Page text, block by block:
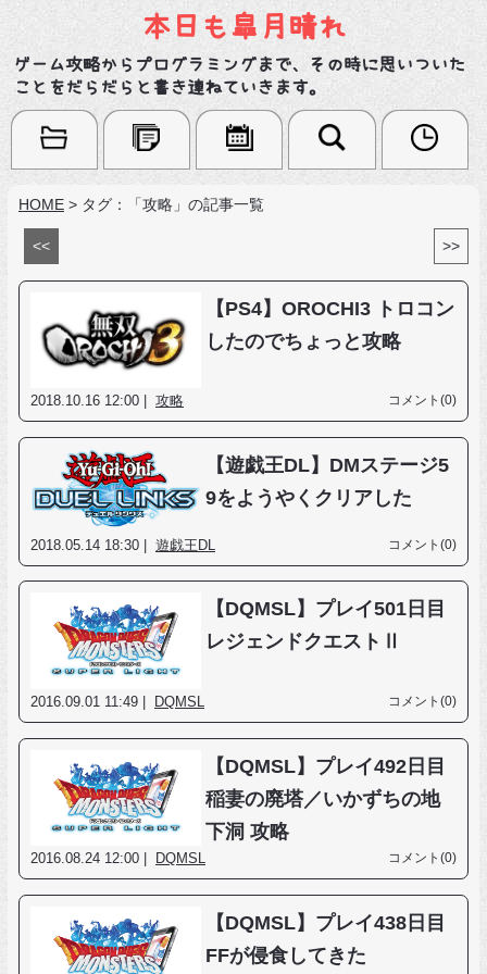
本日も皐月晴れ
ゲーム攻略からプログラミングまで、その時に思いついた
ことをだらだらと書き連ねていきます。
HOME > タグ：「攻略」の記事一覧
<< >>
【PS4】OROCHI3 トロコン
したのでちょっと攻略
2018.10.16 12:00 | 攻略 コメント(0)
【遊戯王DL】DMステージ5
9をようやくクリアした
2018.05.14 18:30 | 遊戯王DL コメント(0)
【DQMSL】プレイ501日目
レジェンドクエストⅡ
2016.09.01 11:49 | DQMSL コメント(0)
【DQMSL】プレイ492日目
稲妻の廃塔／いかずちの地
下洞 攻略
2016.08.24 12:00 | DQMSL コメント(0)
【DQMSL】プレイ438日目
FFが侵食してきた